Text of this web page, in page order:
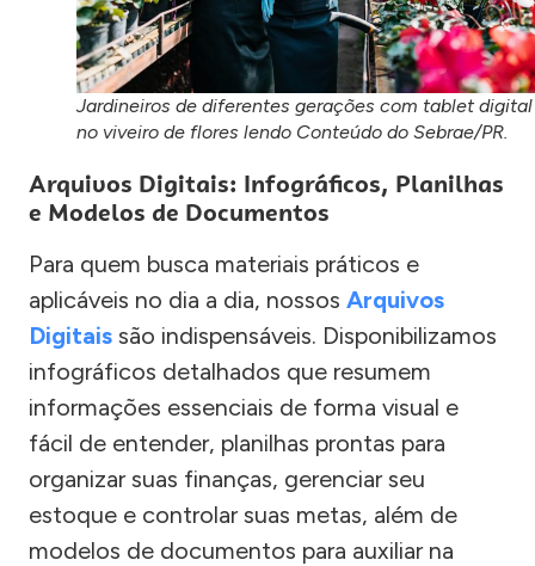
Jardineiros de diferentes gerações com tablet digital
no viveiro de flores lendo Conteúdo do Sebrae/PR.
Arquivos Digitais: Infográficos, Planilhas
e Modelos de Documentos
Para quem busca materiais práticos e
aplicáveis no dia a dia, nossos Arquivos
Digitais são indispensáveis. Disponibilizamos
infográficos detalhados que resumem
informações essenciais de forma visual e
fácil de entender, planilhas prontas para
organizar suas finanças, gerenciar seu
estoque e controlar suas metas, além de
modelos de documentos para auxiliar na